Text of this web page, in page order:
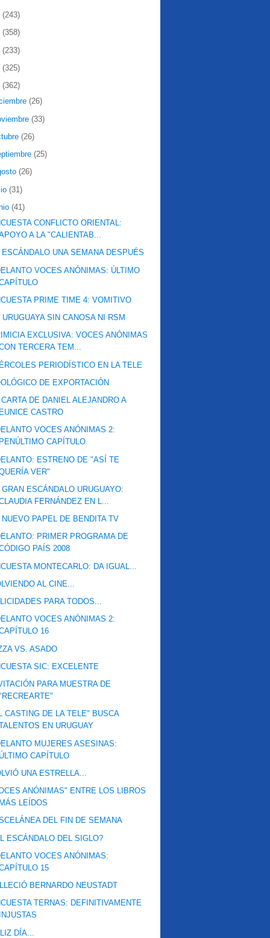
(243)
(358)
(233)
(325)
(362)
(26)
(33)
(26)
(25)
(26)
(31)
(41)
CONFLICTO ORIENTAL:
A LA "CALIENTAB...
ESCÁNDALO UNA SEMANA DESPUÉS
VOCES ANÓNIMAS: ÚLTIMO
PRIME TIME 4: VOMITIVO
URUGUAYA SIN CANOSA NI RSM
EXCLUSIVA: VOCES ANÓNIMAS
TERCERA TEM...
PERIODÍSTICO EN LA TELE
DE EXPORTACIÓN
CARTA DE DANIEL ALEJANDRO A
CASTRO
VOCES ANÓNIMAS 2:
CAPÍTULO
ESTRENO DE "ASÍ TE
VER"
GRAN ESCÁNDALO URUGUAYO:
FERNÁNDEZ EN L...
NUEVO PAPEL DE BENDITA TV
PRIMER PROGRAMA DE
PAÍS 2008
MONTECARLO: DA IGUAL...
AL CINE...
PARA TODOS...
VOCES ANÓNIMAS 2:
16
VS. ASADO
SIC: EXCELENTE
PARA MUESTRA DE
CASTING DE LA TELE" BUSCA
EN URUGUAY
MUJERES ASESINAS:
CAPÍTULO
UNA ESTRELLA...
ANÓNIMAS" ENTRE LOS LIBROS
LEÍDOS
DEL FIN DE SEMANA
ESCÁNDALO DEL SIGLO?
VOCES ANÓNIMAS:
15
BERNARDO NEUSTADT
TERNAS: DEFINITIVAMENTE
DÍA...